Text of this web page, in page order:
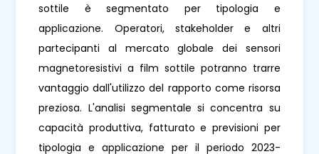
sottile è segmentato per tipologia e
applicazione. Operatori, stakeholder e altri
partecipanti al mercato globale dei sensori
magnetoresistivi a film sottile potranno trarre
vantaggio dall'utilizzo del rapporto come risorsa
preziosa. L'analisi segmentale si concentra su
capacità produttiva, fatturato e previsioni per
tipologia e applicazione per il periodo 2023-